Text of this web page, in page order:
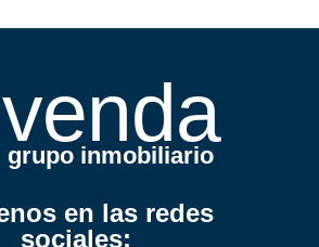
venda
grupo inmobiliario
en las redes
sociales: